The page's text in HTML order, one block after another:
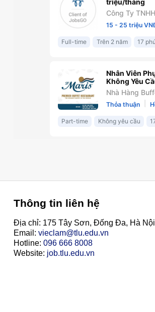
Thông tin liên hệ
Địa chỉ: 175 Tây Sơn, Đống Đa, Hà Nội
Email: vieclam@tlu.edu.vn
Hotline: 096 666 8008
Website: job.tlu.edu.vn